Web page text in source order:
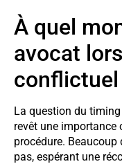
À quel
avocat
conflictuel
La question du
revêt une importance
procédure.
pas, espérant une